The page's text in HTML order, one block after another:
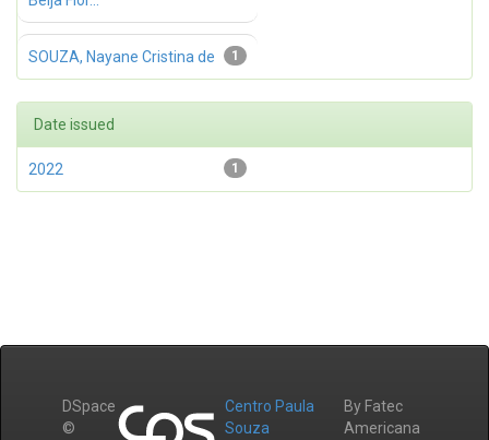
1
SOUZA, Nayane Cristina de
Date issued
1
2022
DSpace
©
Centro Paula
Souza
By Fatec
Americana